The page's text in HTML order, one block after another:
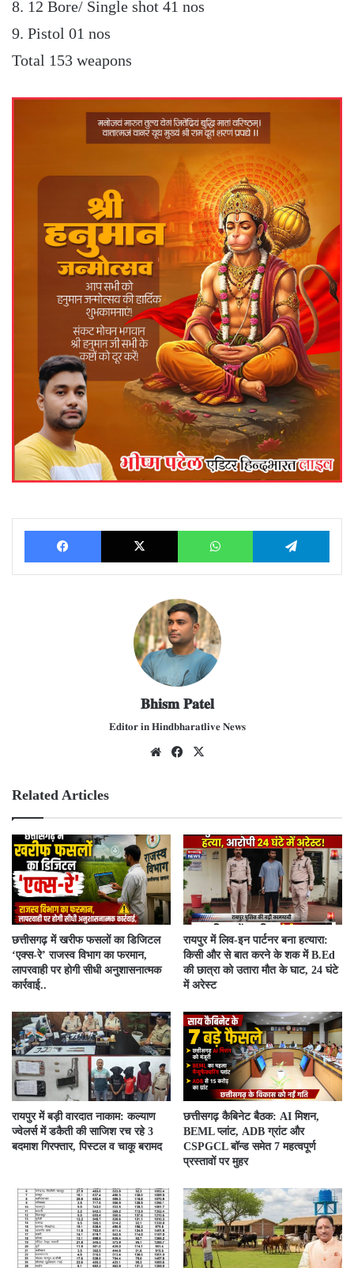
8. 12 Bore/ Single shot 41 nos
9. Pistol 01 nos
Total 153 weapons
Facebook X WhatsApp
𝐁𝐡𝐢𝐬𝐦 𝐏𝐚𝐭𝐞𝐥
𝐄𝐝𝐢𝐭𝐨𝐫 𝐢𝐧 𝐇𝐢𝐧𝐝𝐛𝐡𝐚𝐫𝐚𝐭𝐥𝐢𝐯𝐞 𝐍𝐞𝐰𝐬
We
Fac
Related Articles
​छत्तीसगढ़ में खरीफ फसलों का डिजिटल
‘एक्स-रे’ राजस्व विभाग का फरमान,
लापरवाही पर होगी सीधी अनुशासनात्मक
कार्रवाई..
रायपुर में लिव-इन पार्टनर बना हत्यारा:
किसी और से बात करने के शक में B.Ed
की छात्रा को उतारा मौत के घाट, 24 घंटे
में अरेस्ट
रायपुर में बड़ी वारदात नाकाम: कल्याण
ज्वेलर्स में डकैती की साजिश रच रहे 3
बदमाश गिरफ्तार, पिस्टल व चाकू बरामद
छत्तीसगढ़ कैबिनेट बैठक: AI मिशन,
BEML प्लांट, ADB ग्रांट और
CSPGCL बॉन्ड समेत 7 महत्वपूर्ण
प्रस्तावों पर मुहर